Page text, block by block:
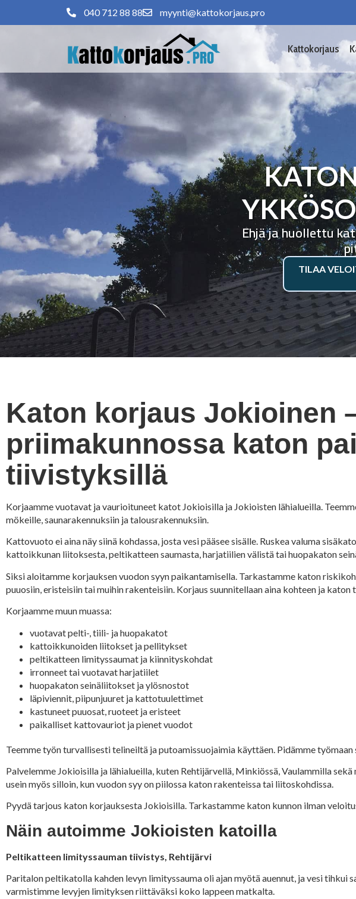
040 712 88 88 myynti@kattokorjaus.pro
Kattokorjaus
Ehjä ja huollettu
TILAA
Katon korjaus Jokioinen
priimakunnossa katon
tiivistyksillä
Korjaamme vuotavat ja vaurioituneet katot Jokioisilla ja Jokioisten lähialueilla.
mökeille, saunarakennuksiin ja talousrakennuksiin.
Kattovuoto ei aina näy siinä kohdassa, josta vesi pääsee sisälle. Ruskea valuma
kattoikkunan liitoksesta, peltikatteen saumasta, harjatiilien välistä tai huopakaton
Siksi aloitamme korjauksen vuodon syyn paikantamisella. Tarkastamme katon
puuosiin, eristeisiin tai muihin rakenteisiin. Korjaus suunnitellaan aina kohteen ja katon
Korjaamme muun muassa:
vuotavat pelti-, tiili- ja huopakatot
kattoikkunoiden liitokset ja pellitykset
peltikatteen limityssaumat ja kiinnityskohdat
irronneet tai vuotavat harjatiilet
huopakaton seinäliitokset ja ylösnostot
läpiviennit, piipunjuuret ja kattotuulettimet
kastuneet puuosat, ruoteet ja eristeet
paikalliset kattovauriot ja pienet vuodot
Teemme työn turvallisesti telineiltä ja putoamissuojaimia käyttäen. Pidämme
Palvelemme Jokioisilla ja lähialueilla, kuten Rehtijärvellä, Minkiössä, Vaulammilla
usein myös silloin, kun vuodon syy on piilossa katon rakenteissa tai liitoskohdissa.
Pyydä tarjous katon korjauksesta Jokioisilla. Tarkastamme katon kunnon ilman
Näin autoimme Jokioisten katoilla
Peltikatteen limityssauman tiivistys, Rehtijärvi
Paritalon peltikatolla kahden levyn limityssauma oli ajan myötä auennut, ja vesi tihkui
varmistimme levyjen limityksen riittäväksi koko lappeen matkalta.